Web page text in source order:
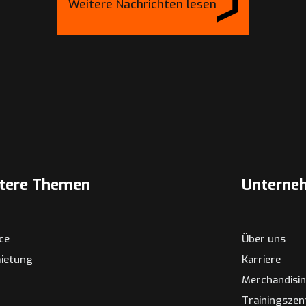
Weitere Nachrichten lesen
Themen
Über uns
Karriere